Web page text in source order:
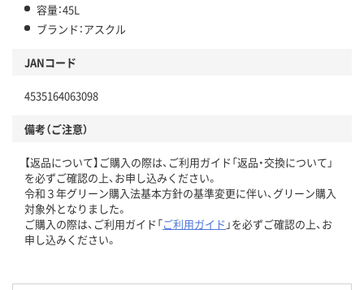
容量：45L
ブランド：アスクル
JANコード
4535164063098
備考（ご注意）
【返品について】ご購入の際は、ご利用ガイド「返品・交換について」
を必ずご確認の上、お申し込みください。
令和３年グリーン購入法基本方針の基準変更に伴い、グリーン購入
対象外となりました。
ご購入の際は、ご利用ガイド「ご利用ガイド 」を必ずご確認の上、お
申し込みください。